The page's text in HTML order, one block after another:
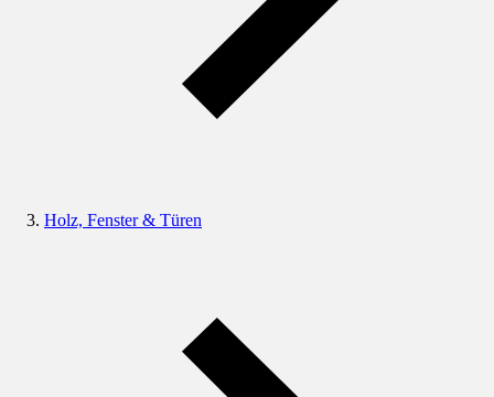
Holz, Fenster & Türen